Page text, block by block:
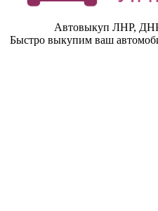
Автовыкуп ЛНР,
Быстро выкупим ваш